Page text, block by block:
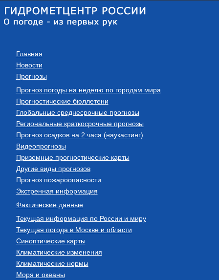
Главная
Новости
Прогнозы
Прогноз погоды на неделю по городам мира
Прогностические бюллетени
Глобальные среднесрочные прогнозы
Региональные краткосрочные прогнозы
Прогноз осадков на 2 часа (наукастинг)
Видеопрогнозы
Приземные прогностические карты
Другие виды прогнозов
Прогноз пожароопасности
Экстренная информация
Фактические данные
Текущая информация по России и миру
Текущая погода в Москве и области
Синоптические карты
Климатические изменения
Климатические нормы
Моря и океаны